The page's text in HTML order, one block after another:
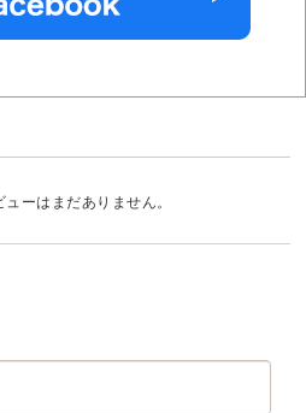
ューはまだありません。